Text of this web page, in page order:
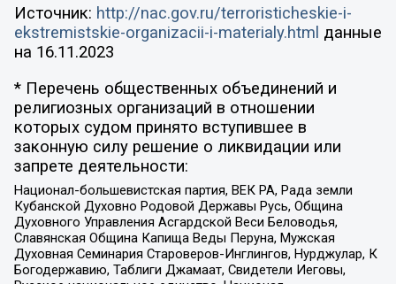
Источник: http://nac.gov.ru/terroristicheskie-i-
ekstremistskie-organizacii-i-materialy.html данные
на 16.11.2023
* Перечень общественных объединений и
религиозных организаций в отношении
которых судом принято вступившее в
законную силу решение о ликвидации или
запрете деятельности:
Национал-большевистская партия, ВЕК РА, Рада земли
Кубанской Духовно Родовой Державы Русь, Община
Духовного Управления Асгардской Веси Беловодья,
Славянская Община Капища Веды Перуна, Мужская
Духовная Семинария Староверов-Инглингов, Нурджулар, К
Богодержавию, Таблиги Джамаат, Свидетели Иеговы,